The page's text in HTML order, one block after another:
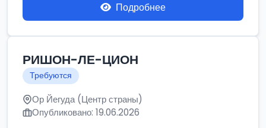
Подробнее
РИШОН-ЛЕ-ЦИОН
Требуются
Ор Йегуда (Центр страны)
Опубликовано: 19.06.2026